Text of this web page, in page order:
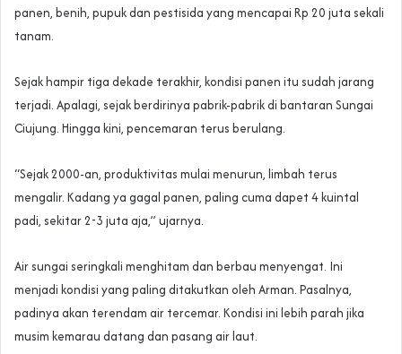
panen, benih, pupuk dan pestisida yang mencapai Rp 20 juta sekali
tanam.
Sejak hampir tiga dekade terakhir, kondisi panen itu sudah jarang
terjadi. Apalagi, sejak berdirinya pabrik-pabrik di bantaran Sungai
Ciujung. Hingga kini, pencemaran terus berulang.
“Sejak 2000-an, produktivitas mulai menurun, limbah terus
mengalir. Kadang ya gagal panen, paling cuma dapet 4 kuintal
padi, sekitar 2-3 juta aja,” ujarnya.
Air sungai seringkali menghitam dan berbau menyengat. Ini
menjadi kondisi yang paling ditakutkan oleh Arman. Pasalnya,
padinya akan terendam air tercemar. Kondisi ini lebih parah jika
musim kemarau datang dan pasang air laut.